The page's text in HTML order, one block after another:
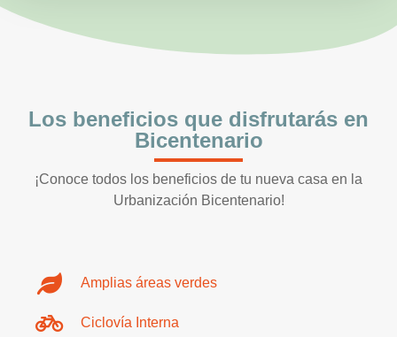
Los beneficios que disfrutarás en
Bicentenario
¡Conoce todos los beneficios de tu nueva casa en la
Urbanización Bicentenario!
Amplias áreas verdes
Ciclovía Interna